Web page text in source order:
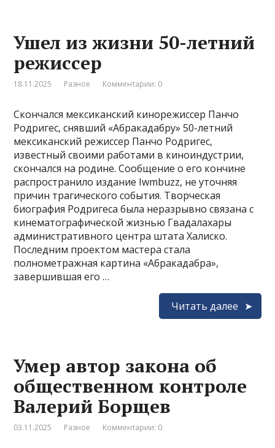
Ушел из жизни 50-летний
режиссер
18.11.2025 Разное Комментарии: 0
Скончался мексиканский кинорежиссер Панчо
Родригес, снявший «Абракадабру» 50-летний
мексиканский режиссер Панчо Родригес,
известный своими работами в киноиндустрии,
скончался на родине. Сообщение о его кончине
распространило издание Iwmbuzz, не уточняя
причин трагического события. Творческая
биография Родригеса была неразрывно связана с
кинематографической жизнью Гвадалахары
административного центра штата Халиско.
Последним проектом мастера стала
полнометражная картина «Абракадабра»,
завершившая его …
Читать далее
Умер автор закона об
общественном контроле
Валерий Борщев
03.11.2025 Разное Комментарии: 0